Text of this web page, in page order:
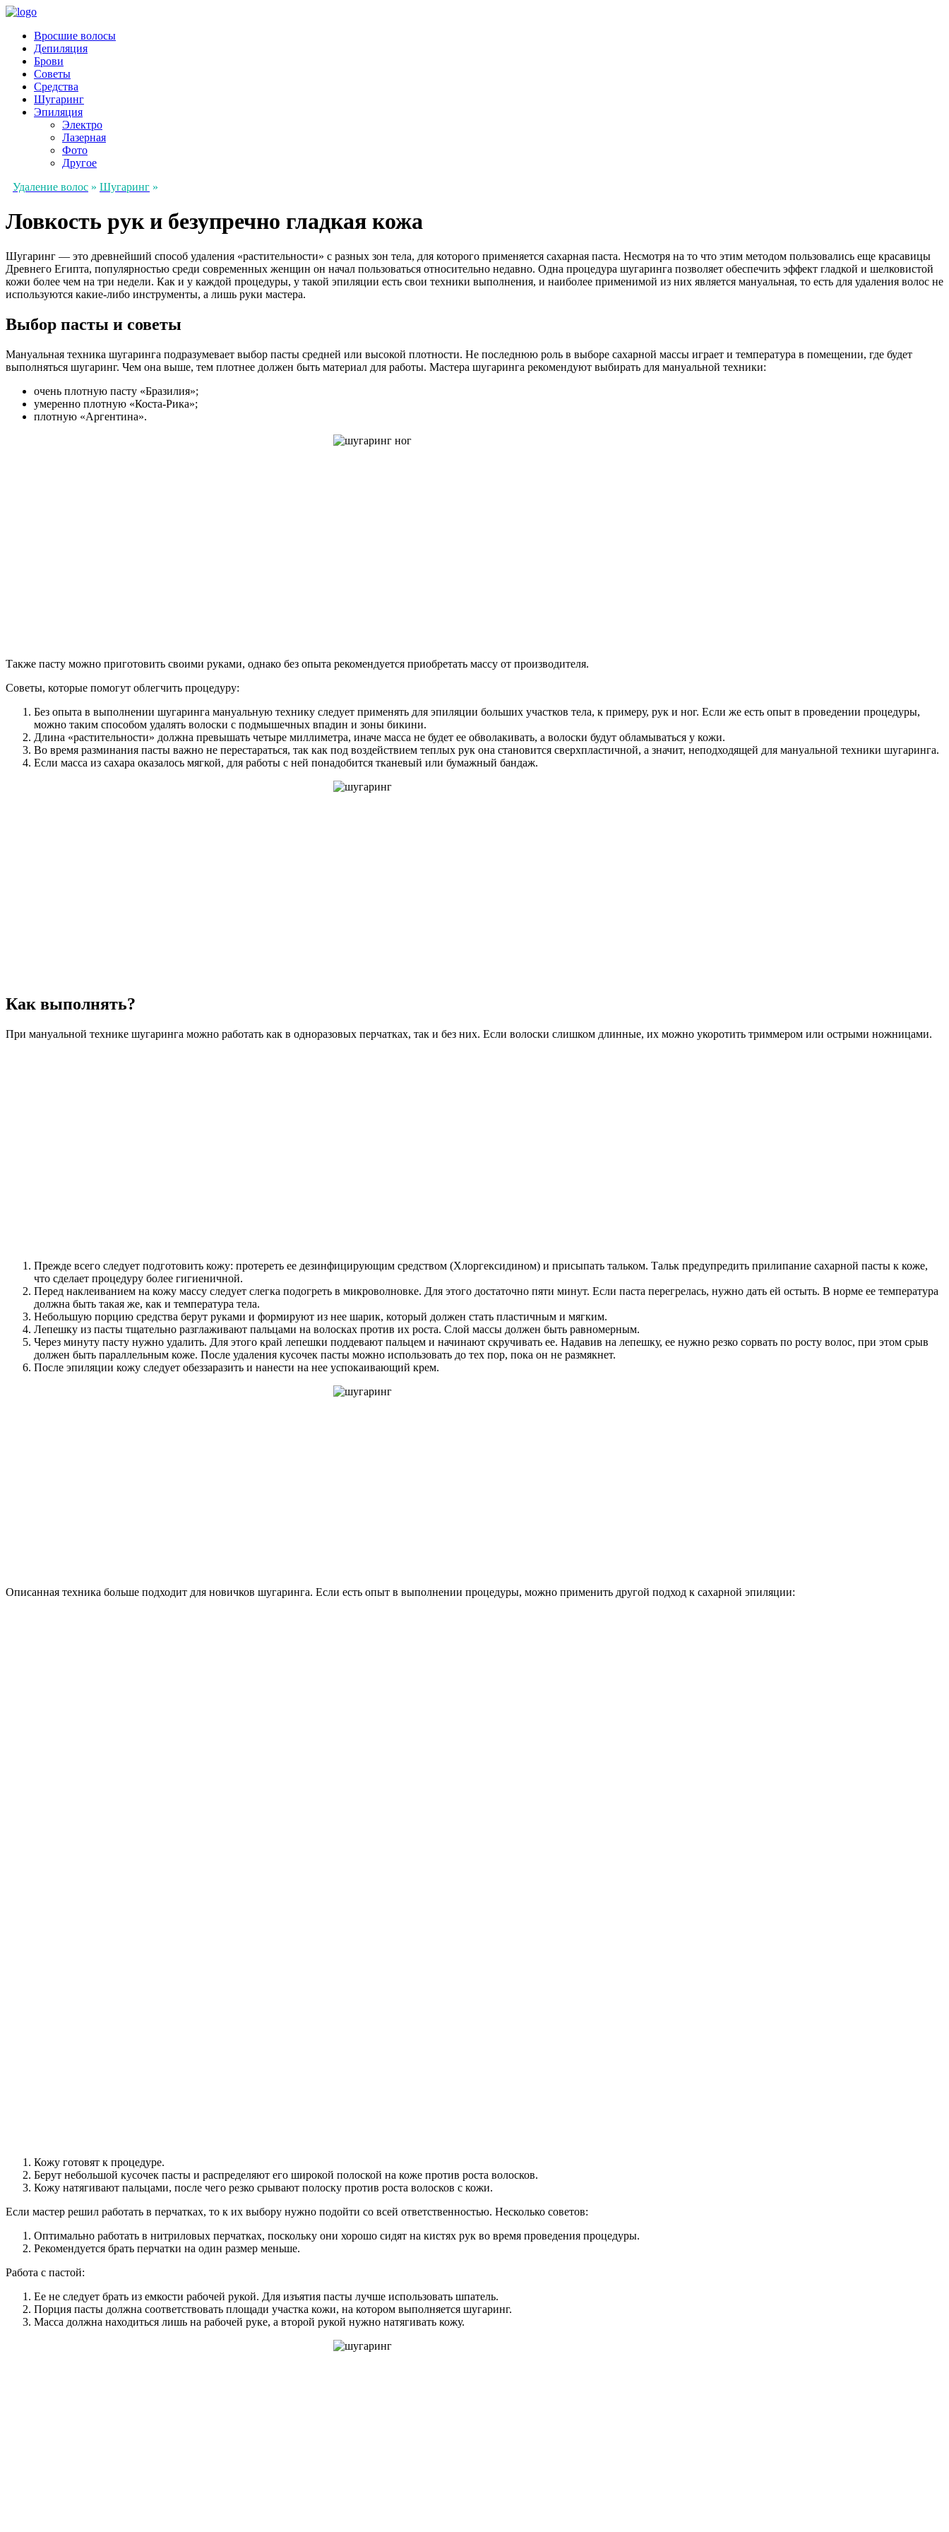
Вросшие волосы
Депиляция
Брови
Советы
Средства
Шугаринг
Эпиляция
Электро
Лазерная
Фото
Другое
Удаление волос » Шугаринг »
Ловкость рук и безупречно гладкая кожа
Шугаринг — это древнейший способ удаления «растительности» с разных зон тела, для которого применяется сахарная паста. Несмотря на то что этим методом пользовались еще красавицы
Древнего Египта, популярностью среди современных женщин он начал пользоваться относительно недавно. Одна процедура шугаринга позволяет обеспечить эффект гладкой и шелковистой
кожи более чем на три недели. Как и у каждой процедуры, у такой эпиляции есть свои техники выполнения, и наиболее применимой из них является мануальная, то есть для удаления волос не
используются какие-либо инструменты, а лишь руки мастера.
Выбор пасты и советы
Мануальная техника шугаринга подразумевает выбор пасты средней или высокой плотности. Не последнюю роль в выборе сахарной массы играет и температура в помещении, где будет
выполняться шугаринг. Чем она выше, тем плотнее должен быть материал для работы. Мастера шугаринга рекомендуют выбирать для мануальной техники:
очень плотную пасту «Бразилия»;
умеренно плотную «Коста-Рика»;
плотную «Аргентина».
Также пасту можно приготовить своими руками, однако без опыта рекомендуется приобретать массу от производителя.
Советы, которые помогут облегчить процедуру:
Без опыта в выполнении шугаринга мануальную технику следует применять для эпиляции больших участков тела, к примеру, рук и ног. Если же есть опыт в проведении процедуры,
можно таким способом удалять волоски с подмышечных впадин и зоны бикини.
Длина «растительности» должна превышать четыре миллиметра, иначе масса не будет ее обволакивать, а волоски будут обламываться у кожи.
Во время разминания пасты важно не перестараться, так как под воздействием теплых рук она становится сверхпластичной, а значит, неподходящей для мануальной техники шугаринга.
Если масса из сахара оказалось мягкой, для работы с ней понадобится тканевый или бумажный бандаж.
Как выполнять?
При мануальной технике шугаринга можно работать как в одноразовых перчатках, так и без них. Если волоски слишком длинные, их можно укоротить триммером или острыми ножницами.
Прежде всего следует подготовить кожу: протереть ее дезинфицирующим средством (Хлоргексидином) и присыпать тальком. Тальк предупредить прилипание сахарной пасты к коже,
что сделает процедуру более гигиеничной.
Перед наклеиванием на кожу массу следует слегка подогреть в микроволновке. Для этого достаточно пяти минут. Если паста перегрелась, нужно дать ей остыть. В норме ее температура
должна быть такая же, как и температура тела.
Небольшую порцию средства берут руками и формируют из нее шарик, который должен стать пластичным и мягким.
Лепешку из пасты тщательно разглаживают пальцами на волосках против их роста. Слой массы должен быть равномерным.
Через минуту пасту нужно удалить. Для этого край лепешки поддевают пальцем и начинают скручивать ее. Надавив на лепешку, ее нужно резко сорвать по росту волос, при этом срыв
должен быть параллельным коже. После удаления кусочек пасты можно использовать до тех пор, пока он не размякнет.
После эпиляции кожу следует обеззаразить и нанести на нее успокаивающий крем.
Описанная техника больше подходит для новичков шугаринга. Если есть опыт в выполнении процедуры, можно применить другой подход к сахарной эпиляции:
Кожу готовят к процедуре.
Берут небольшой кусочек пасты и распределяют его широкой полоской на коже против роста волосков.
Кожу натягивают пальцами, после чего резко срывают полоску против роста волосков с кожи.
Если мастер решил работать в перчатках, то к их выбору нужно подойти со всей ответственностью. Несколько советов:
Оптимально работать в нитриловых перчатках, поскольку они хорошо сидят на кистях рук во время проведения процедуры.
Рекомендуется брать перчатки на один размер меньше.
Работа с пастой:
Ее не следует брать из емкости рабочей рукой. Для изъятия пасты лучше использовать шпатель.
Порция пасты должна соответствовать площади участка кожи, на котором выполняется шугаринг.
Масса должна находиться лишь на рабочей руке, а второй рукой нужно натягивать кожу.